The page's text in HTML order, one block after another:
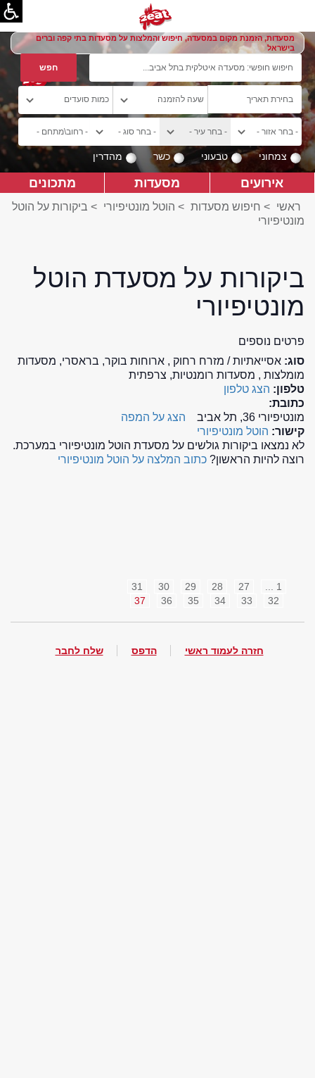
מסעדות, הזמנת מקום במסעדה, חיפוש והמלצות על מסעדות בתי קפה וברים
בישראל
צמחוני טבעוני כשר מהדרין
אירועים מסעדות מתכונים
ראשי > חיפוש מסעדות > הוטל מונטיפיורי > ביקורות על הוטל
מונטיפיורי
ביקורות על מסעדת הוטל
מונטיפיורי
פרטים נוספים
סוג: אסייאתיות / מזרח רחוק , ארוחות בוקר, בראסרי, מסעדות
מומלצות , מסעדות רומנטיות, צרפתית
טלפון: הצג טלפון
כתובת:
מונטיפיורי 36, תל אביב
הצג על המפה
קישור: הוטל מונטיפיורי
לא נמצאו ביקורות גולשים על מסעדת הוטל מונטיפיורי במערכת.
רוצה להיות הראשון? כתוב המלצה על הוטל מונטיפיורי
1 ...
27
28
29
30
31
32
33
34
35
36
37
חזרה לעמוד ראשי הדפס שלח לחבר